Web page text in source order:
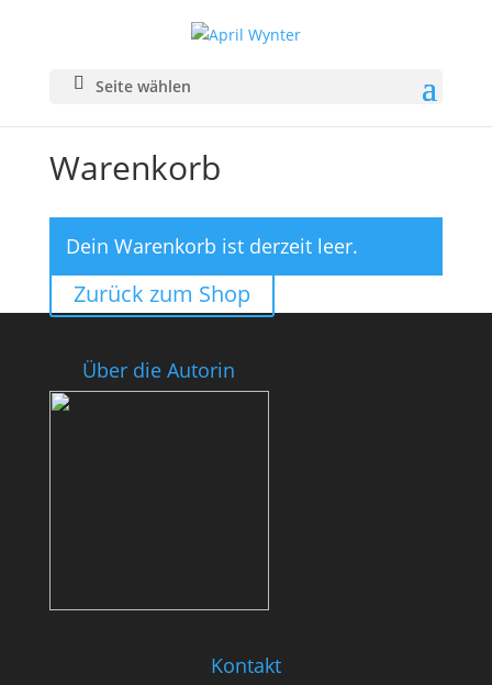
Seite wählen
Warenkorb
Dein Warenkorb ist derzeit leer.
Zurück zum Shop
Über die Autorin
Kontakt